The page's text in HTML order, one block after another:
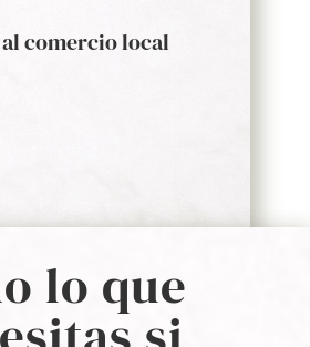
comercio local
lo que